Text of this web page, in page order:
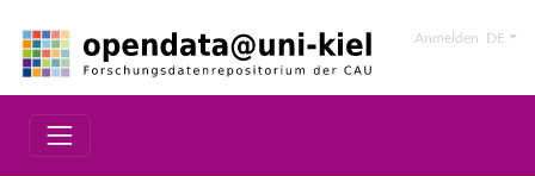
Anmelden DE